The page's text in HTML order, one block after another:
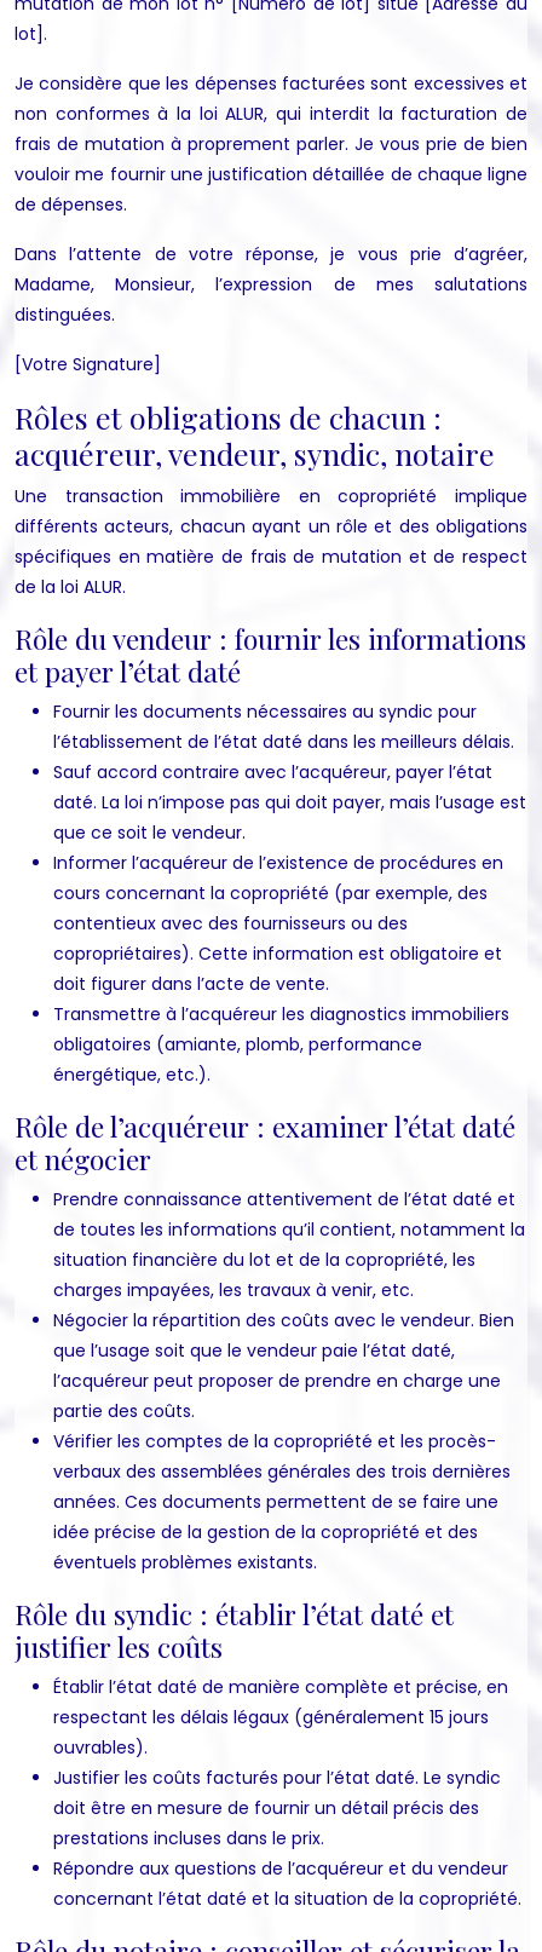
lot].
Je considère que les dépenses facturées sont excessives et
non conformes à la loi ALUR, qui interdit la facturation de
frais de mutation à proprement parler. Je vous prie de bien
vouloir me fournir une justification détaillée de chaque ligne
de dépenses.
Dans l’attente de votre réponse, je vous prie d’agréer,
Madame, Monsieur, l’expression de mes salutations
distinguées.
[Votre Signature]
Rôles et obligations de chacun :
acquéreur, vendeur, syndic, notaire
Une transaction immobilière en copropriété implique
différents acteurs, chacun ayant un rôle et des obligations
spécifiques en matière de frais de mutation et de respect
de la loi ALUR.
Rôle du vendeur : fournir les informations
et payer l’état daté
Fournir les documents nécessaires au syndic pour
l’établissement de l’état daté dans les meilleurs délais.
Sauf accord contraire avec l’acquéreur, payer l’état
daté. La loi n’impose pas qui doit payer, mais l’usage est
que ce soit le vendeur.
Informer l’acquéreur de l’existence de procédures en
cours concernant la copropriété (par exemple, des
contentieux avec des fournisseurs ou des
copropriétaires). Cette information est obligatoire et
doit figurer dans l’acte de vente.
Transmettre à l’acquéreur les diagnostics immobiliers
obligatoires (amiante, plomb, performance
énergétique, etc.).
Rôle de l’acquéreur : examiner l’état daté
et négocier
Prendre connaissance attentivement de l’état daté et
de toutes les informations qu’il contient, notamment la
situation financière du lot et de la copropriété, les
charges impayées, les travaux à venir, etc.
Négocier la répartition des coûts avec le vendeur. Bien
que l’usage soit que le vendeur paie l’état daté,
l’acquéreur peut proposer de prendre en charge une
partie des coûts.
Vérifier les comptes de la copropriété et les procès-
verbaux des assemblées générales des trois dernières
années. Ces documents permettent de se faire une
idée précise de la gestion de la copropriété et des
éventuels problèmes existants.
Rôle du syndic : établir l’état daté et
justifier les coûts
Établir l’état daté de manière complète et précise, en
respectant les délais légaux (généralement 15 jours
ouvrables).
Justifier les coûts facturés pour l’état daté. Le syndic
doit être en mesure de fournir un détail précis des
prestations incluses dans le prix.
Répondre aux questions de l’acquéreur et du vendeur
concernant l’état daté et la situation de la copropriété.